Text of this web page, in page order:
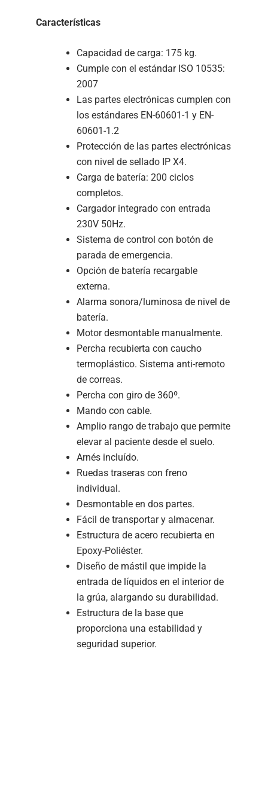
Características
Capacidad de carga: 175 kg.
Cumple con el estándar ISO 10535:
2007
Las partes electrónicas cumplen con
los estándares EN-60601-1 y EN-
60601-1.2
Protección de las partes electrónicas
con nivel de sellado IP X4.
Carga de batería: 200 ciclos
completos.
Cargador integrado con entrada
230V 50Hz.
Sistema de control con botón de
parada de emergencia.
Opción de batería recargable
externa.
Alarma sonora/luminosa de nivel de
batería.
Motor desmontable manualmente.
Percha recubierta con caucho
termoplástico. Sistema anti-remoto
de correas.
Percha con giro de 360º.
Mando con cable.
Amplio rango de trabajo que permite
elevar al paciente desde el suelo.
Arnés incluído.
Ruedas traseras con freno
individual.
Desmontable en dos partes.
Fácil de transportar y almacenar.
Estructura de acero recubierta en
Epoxy-Poliéster.
Diseño de mástil que impide la
entrada de líquidos en el interior de
la grúa, alargando su durabilidad.
Estructura de la base que
proporciona una estabilidad y
seguridad superior.